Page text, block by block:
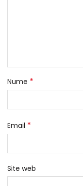
Nume *
Email *
Site web